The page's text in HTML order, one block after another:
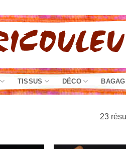
TISSUS DÉCO
23